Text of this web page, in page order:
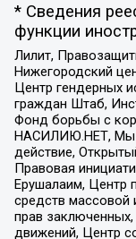
* Сведения
функции
Лилит,
Нижегородский
Центр гендерных
граждан Штаб,
Фонд борьбы с
НАСИЛИЮ.НЕТ, Мы
действие,
Правовая
Ерушалаим, Центр
средств массовой
прав
движений, Центр